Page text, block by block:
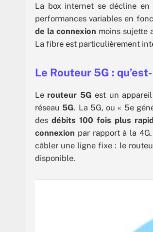
La box internet se décline en
performances variables en
de la connexion moins sujette
La fibre est particulièrement
Le Routeur 5G :
Le routeur 5G est un
réseau 5G. La 5G, ou « 5e
des débits 100 fois plus
connexion par rapport à la
câbler une ligne fixe : le
disponible.